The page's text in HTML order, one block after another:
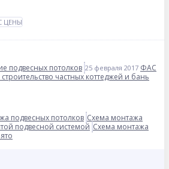
ЦЕНЫ
подвесных потолков 25 февраля 2017 ФАС
частных коттеджей и бань
подвесных потолков Схема монтажа
подвесной системой Схема монтажа